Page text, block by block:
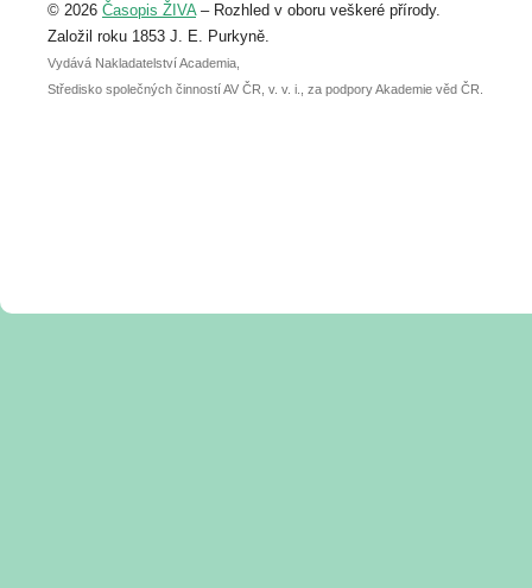
abstraktu přihlášené přednášky nebo
posteru je už 30. června.
© 2026 Časopis ŽIVA– Rozhled v oboru veškeré přírody.
Založil roku 1853 J. E. Purkyně.
Vydává Nakladatelství Academia,
Středisko společných činností AV ČR, v. v. i., za podpory Akademie věd ČR.